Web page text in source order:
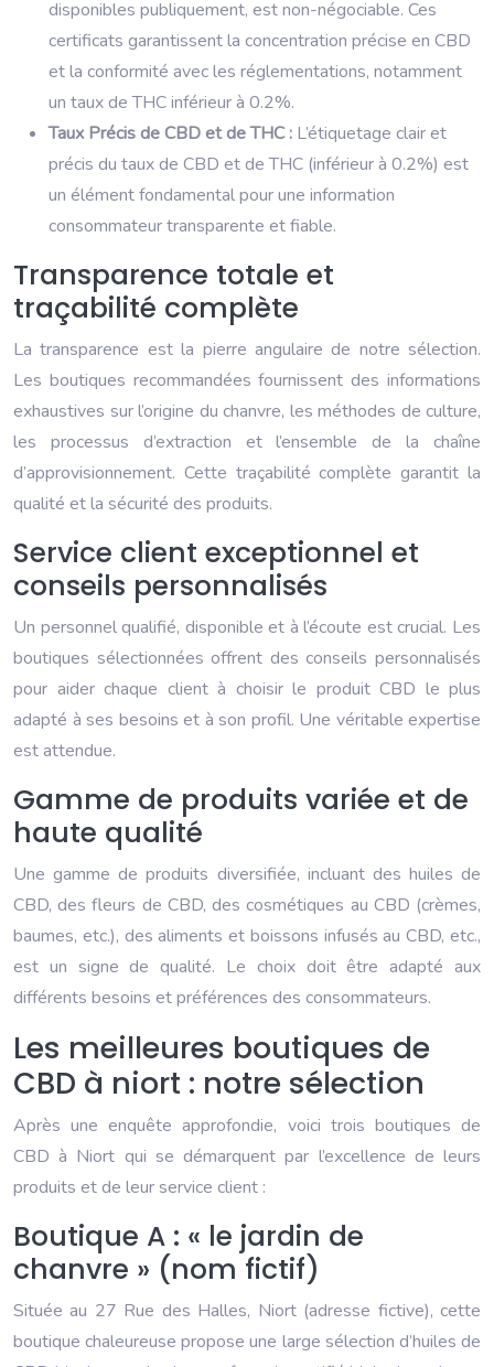
disponibles publiquement, est non-négociable. Ces
certificats garantissent la concentration précise en CBD
et la conformité avec les réglementations, notamment
un taux de THC inférieur à 0.2%.
Taux Précis de CBD et de THC : L’étiquetage clair et
précis du taux de CBD et de THC (inférieur à 0.2%) est
un élément fondamental pour une information
consommateur transparente et fiable.
Transparence totale et
traçabilité complète
La transparence est la pierre angulaire de notre sélection.
Les boutiques recommandées fournissent des informations
exhaustives sur l’origine du chanvre, les méthodes de culture,
les processus d’extraction et l’ensemble de la chaîne
d’approvisionnement. Cette traçabilité complète garantit la
qualité et la sécurité des produits.
Service client exceptionnel et
conseils personnalisés
Un personnel qualifié, disponible et à l’écoute est crucial. Les
boutiques sélectionnées offrent des conseils personnalisés
pour aider chaque client à choisir le produit CBD le plus
adapté à ses besoins et à son profil. Une véritable expertise
est attendue.
Gamme de produits variée et de
haute qualité
Une gamme de produits diversifiée, incluant des huiles de
CBD, des fleurs de CBD, des cosmétiques au CBD (crèmes,
baumes, etc.), des aliments et boissons infusés au CBD, etc.,
est un signe de qualité. Le choix doit être adapté aux
différents besoins et préférences des consommateurs.
Les meilleures boutiques de
CBD à niort : notre sélection
Après une enquête approfondie, voici trois boutiques de
CBD à Niort qui se démarquent par l’excellence de leurs
produits et de leur service client :
Boutique A : « le jardin de
chanvre » (nom fictif)
Située au 27 Rue des Halles, Niort (adresse fictive), cette
boutique chaleureuse propose une large sélection d’huiles de